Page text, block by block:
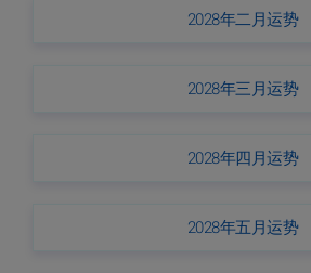
2028年二月运势
2028年三月运势
2028年四月运势
2028年五月运势